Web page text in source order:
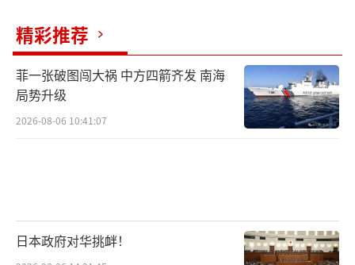
精彩推荐
菲一张破图闯大祸 中方四箭齐发 南海
局势升级
2026-08-06 10:41:07
日本政府对华挑衅！